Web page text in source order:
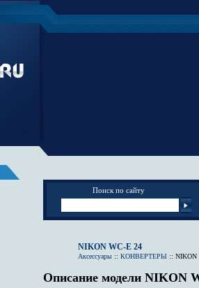
Поиск по сайту
NIKON WC-E 24
Аксессуары :: КОНВЕРТЕРЫ :: NIKON
Описание модели NIKON